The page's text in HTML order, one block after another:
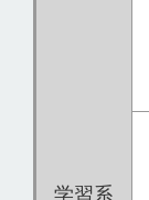
学習系